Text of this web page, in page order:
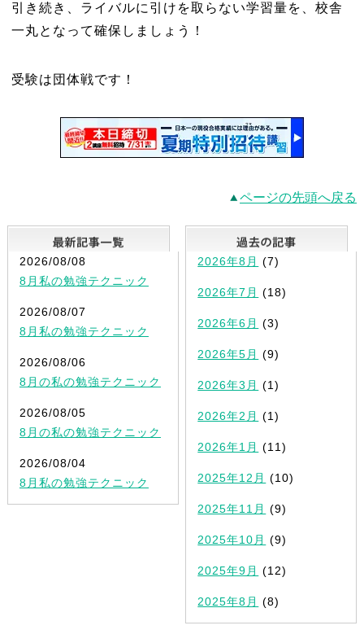
引き続き、ライバルに引けを取らない学習量を、校舎
一丸となって確保しましょう！
受験は団体戦です！
ページの先頭へ戻る
最新記事一覧
2026/08/08
8月私の勉強テクニック
2026/08/07
8月私の勉強テクニック
2026/08/06
8月の私の勉強テクニック
2026/08/05
8月の私の勉強テクニック
2026/08/04
8月私の勉強テクニック
2026年8月 (7)
2026年7月 (18)
2026年6月 (3)
2026年5月 (9)
2026年3月 (1)
2026年2月 (1)
2026年1月 (11)
2025年12月 (10)
2025年11月 (9)
2025年10月 (9)
2025年9月 (12)
2025年8月 (8)